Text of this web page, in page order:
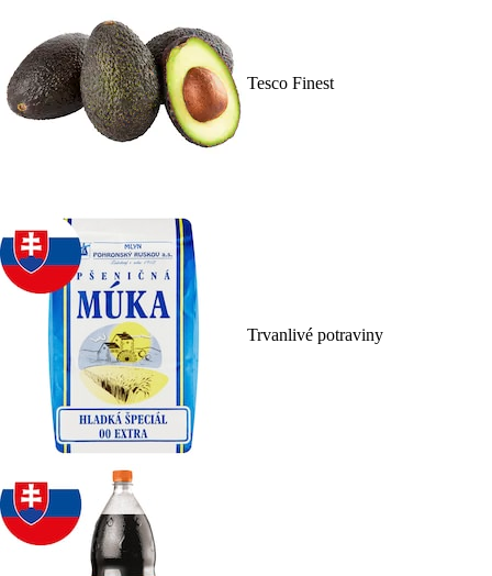
Tesco Finest
Trvanlivé potraviny